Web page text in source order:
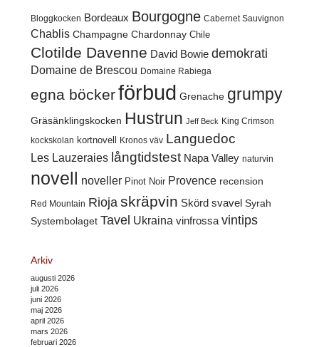
Bloggkocken Bordeaux Bourgogne Cabernet Sauvignon
Chablis Champagne Chardonnay Chile
Clotilde Davenne David Bowie demokrati
Domaine de Brescou Domaine Rabiega
egna böckerförbud Grenache grumpy
Gräsänklingskocken Hustrun Jeff Beck King Crimson
kockskolan kortnovell Kronos väv Languedoc
Les Lauzeraies långtidstest Napa Valley naturvin
novell noveller Pinot Noir Provence recension
Red Mountain Rioja skräpvin Skörd svavel Syrah
Systembolaget Tavel Ukraina vinfrossa vintips
Arkiv
augusti 2026
juli 2026
juni 2026
maj 2026
april 2026
mars 2026
februari 2026